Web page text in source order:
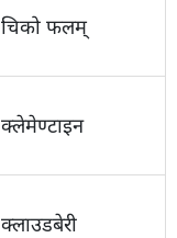
चिको फलम्
क्लेमेण्टाइन
क्लाउडबेरी